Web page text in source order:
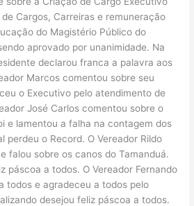
Cargos, Carreiras e remuneração
do Magistério Público do
aprovado por unanimidade. Na
declarou franca a palavra aos
Marcos comentou sobre seu
o Executivo pelo atendimento de
José Carlos comentou sobre o
e lamentou a falha na contagem dos
perdeu o Record. O Vereador Rildo
falou sobre os canos do Tamanduá.
páscoa a todos. O Vereador Fernando
todos e agradeceu a todos pelo
desejou feliz páscoa a todos.